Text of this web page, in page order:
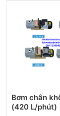
Bơm chân
(420 L/phút)